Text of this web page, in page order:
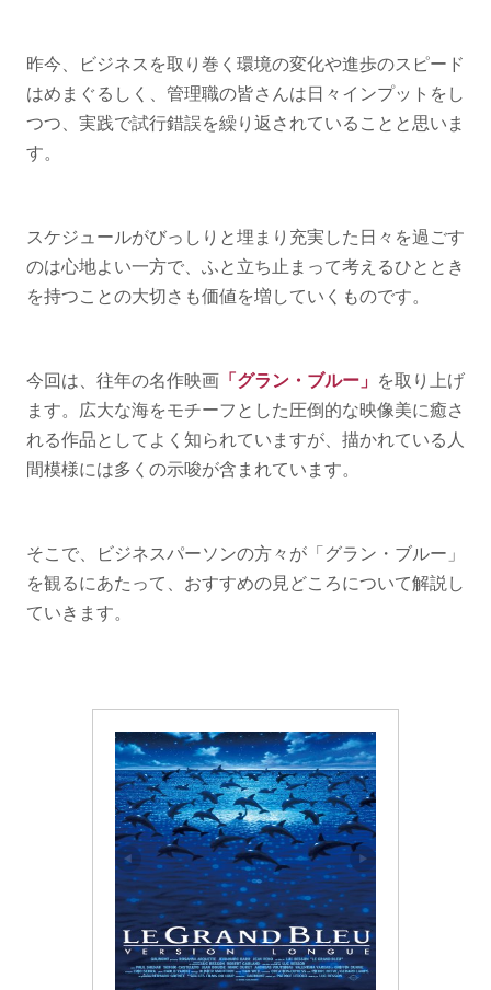
昨今、ビジネスを取り巻く環境の変化や進歩のスピード
はめまぐるしく、管理職の皆さんは日々インプットをし
つつ、実践で試行錯誤を繰り返されていることと思いま
す。
スケジュールがびっしりと埋まり充実した日々を過ごす
のは心地よい一方で、ふと立ち止まって考えるひととき
を持つことの大切さも価値を増していくものです。
今回は、往年の名作映画「グラン・ブルー」 を取り上げ
ます。広大な海をモチーフとした圧倒的な映像美に癒さ
れる作品としてよく知られていますが、描かれている人
間模様には多くの示唆が含まれています。
そこで、ビジネスパーソンの方々が「グラン・ブルー」
を観るにあたって、おすすめの見どころについて解説し
ていきます。